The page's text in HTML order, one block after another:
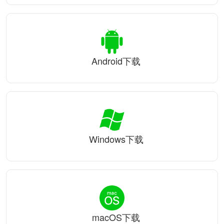
Android下载
Windows下载
macOS下载